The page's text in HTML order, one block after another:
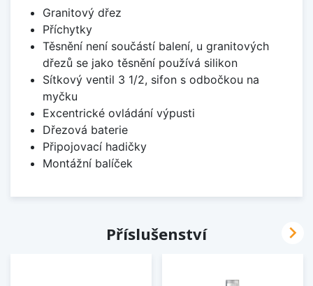
Granitový dřez
Příchytky
Těsnění není součástí balení, u granitových
dřezů se jako těsnění používá silikon
Sítkový ventil 3 1/2, sifon s odbočkou na
myčku
Excentrické ovládání výpusti
Dřezová baterie
Připojovací hadičky
Montážní balíček
Příslušenství 